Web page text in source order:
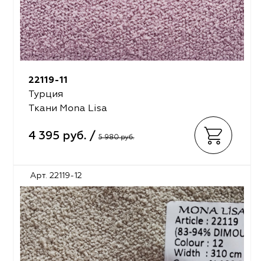
22119-11
Турция
Ткани Mona Lisa
4 395 руб. / 5 980 руб.
Арт. 22119-12